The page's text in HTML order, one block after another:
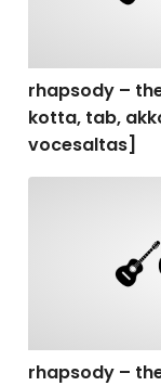
rhapsody –
kotta, tab,
vocesaltas]
rhapsody –